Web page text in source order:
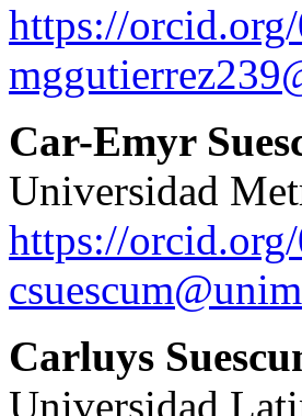
https://
Car-Emyr
Universidad
https://
Carluys
Universidad